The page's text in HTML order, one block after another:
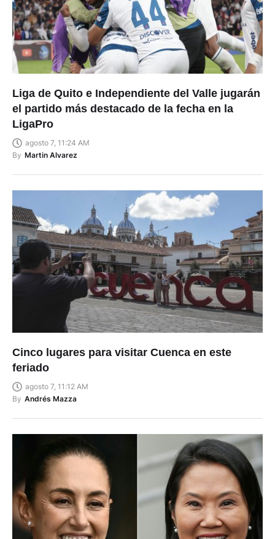
Liga de Quito e Independiente del Valle jugarán
el partido más destacado de la fecha en la
LigaPro
agosto 7, 11:24 AM
By Martin Alvarez
Cinco lugares para visitar Cuenca en este
feriado
agosto 7, 11:12 AM
By Andrés Mazza